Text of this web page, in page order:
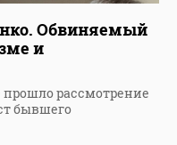
Обвиняемый
и
прошло рассмотрение
бывшего